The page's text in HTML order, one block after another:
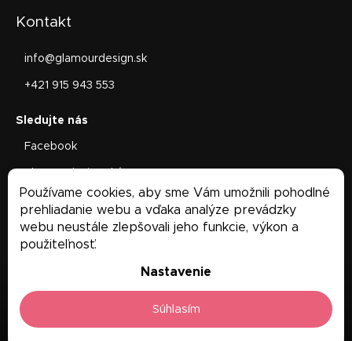
Používame cookies, aby sme Vám umožnili pohodlné
prehliadanie webu a vďaka analýze prevádzky
webu neustále zlepšovali jeho funkcie, výkon a
použiteľnosť.
Nastavenie
Súhlasím
Kontakt
info@glamourdesign.sk
+421 915 943 553
Facebook
Facebook